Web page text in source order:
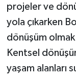
projeler ve
yola çıkarken
dönüşüm
Kentsel
yaşam alanları